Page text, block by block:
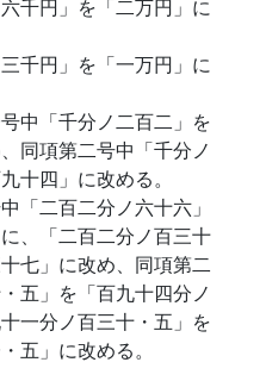
千円」を「二万円」に
千円」を「一万円」に
中「千分ノ二百二」を
同項第二号中「千分ノ
十四」に改める。
「二百二分ノ六十六」
、「二百二分ノ百三十
七」に改め、同項第二
五」を「百九十四分ノ
一分ノ百三十・五」を
五」に改める。